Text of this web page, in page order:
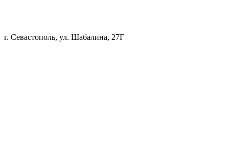
г. Севастополь, ул. Шабалина, 27Г